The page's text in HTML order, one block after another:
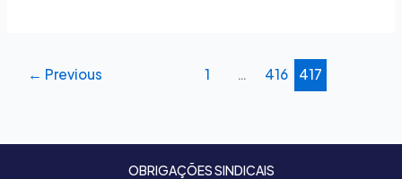
← Previous 1 … 416 417
OBRIGAÇÕES SINDICAIS